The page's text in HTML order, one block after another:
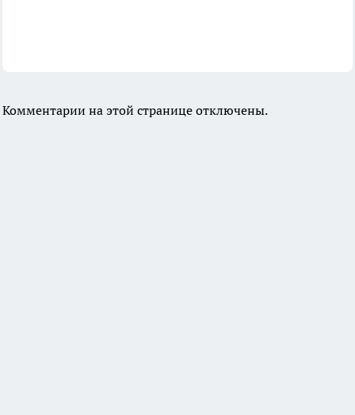
Комментарии на этой странице отключены.